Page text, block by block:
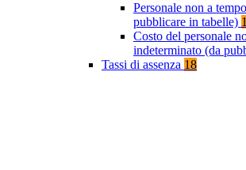
Personale non a
pubblicare in tabelle) 1
Costo del personale
indeterminato (da
Tassi di assenza 18